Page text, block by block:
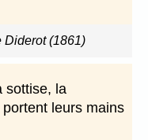
Diderot (1861)
sottise, la
leurs mains